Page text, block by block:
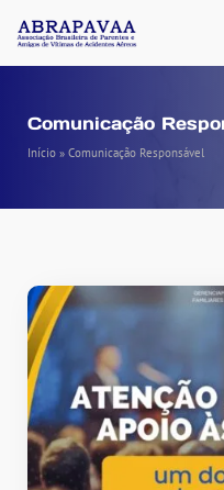
Comunicação
Início » Comunicação Responsável